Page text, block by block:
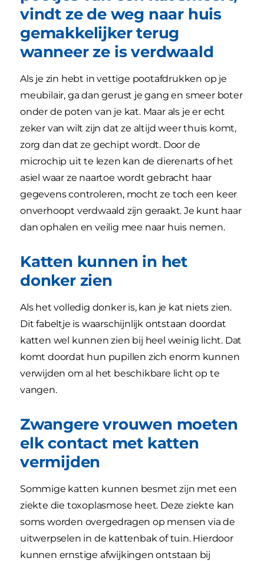
vindt ze de weg naar huis
gemakkelijker terug
wanneer ze is verdwaald
Als je zin hebt in vettige pootafdrukken op je
meubilair, ga dan gerust je gang en smeer boter
onder de poten van je kat. Maar als je er echt
zeker van wilt zijn dat ze altijd weer thuis komt,
zorg dan dat ze gechipt wordt. Door de
microchip uit te lezen kan de dierenarts of het
asiel waar ze naartoe wordt gebracht haar
gegevens controleren, mocht ze toch een keer
onverhoopt verdwaald zijn geraakt. Je kunt haar
dan ophalen en veilig mee naar huis nemen.
Katten kunnen in het
donker zien
Als het volledig donker is, kan je kat niets zien.
Dit fabeltje is waarschijnlijk ontstaan doordat
katten wel kunnen zien bij heel weinig licht. Dat
komt doordat hun pupillen zich enorm kunnen
verwijden om al het beschikbare licht op te
vangen.
Zwangere vrouwen moeten
elk contact met katten
vermijden
Sommige katten kunnen besmet zijn met een
ziekte die toxoplasmose heet. Deze ziekte kan
soms worden overgedragen op mensen via de
uitwerpselen in de kattenbak of tuin. Hierdoor
kunnen ernstige afwijkingen ontstaan bij